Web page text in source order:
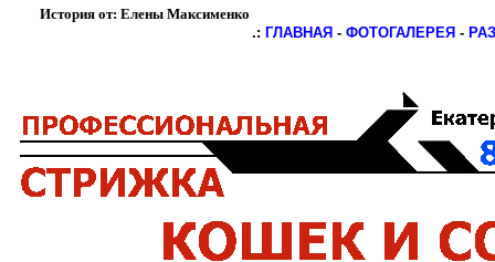
История от: Елены Максименко
.: ГЛАВНАЯ - ФОТОГАЛЕРЕЯ -